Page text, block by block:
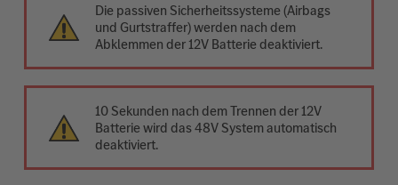
Die passiven Sicherheitssysteme (Airbags
und Gurtstraffer) werden nach dem
Abklemmen der 12V Batterie deaktiviert.
10 Sekunden nach dem Trennen der 12V
Batterie wird das 48V System automatisch
deaktiviert.